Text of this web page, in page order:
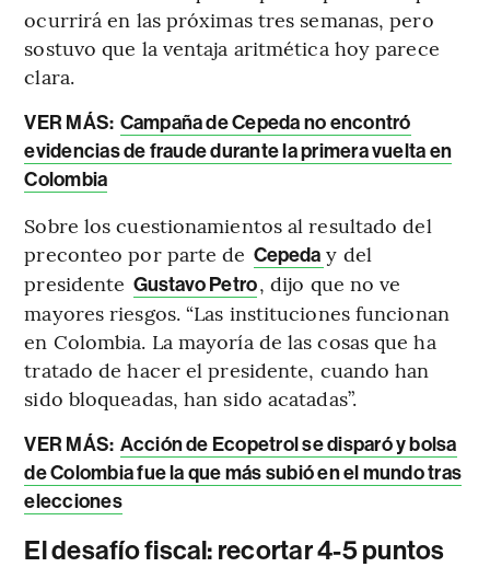
ocurrirá en las próximas tres semanas, pero
sostuvo que la ventaja aritmética hoy parece
clara.
VER MÁS: Campaña de Cepeda no encontró
evidencias de fraude durante la primera vuelta en
Colombia
Sobre los cuestionamientos al resultado del
preconteo por parte de Cepeda y del
presidente Gustavo Petro, dijo que no ve
mayores riesgos. “Las instituciones funcionan
en Colombia. La mayoría de las cosas que ha
tratado de hacer el presidente, cuando han
sido bloqueadas, han sido acatadas”.
VER MÁS: Acción de Ecopetrol se disparó y bolsa
de Colombia fue la que más subió en el mundo tras
elecciones
El desafío fiscal: recortar 4-5 puntos